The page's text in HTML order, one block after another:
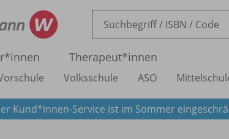
Therapeut*innen
Volksschule ASO
Kund*innen-Service ist im Sommer